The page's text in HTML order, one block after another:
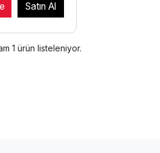
Satın Al
1 ürün listeleniyor.